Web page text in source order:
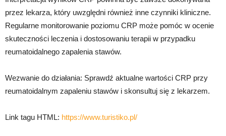
przez lekarza, który uwzględni również inne czynniki kliniczne.
Regularne monitorowanie poziomu CRP może pomóc w ocenie
skuteczności leczenia i dostosowaniu terapii w przypadku
reumatoidalnego zapalenia stawów.
Wezwanie do działania: Sprawdź aktualne wartości CRP przy
reumatoidalnym zapaleniu stawów i skonsultuj się z lekarzem.
Link tagu HTML: https://www.turistiko.pl/